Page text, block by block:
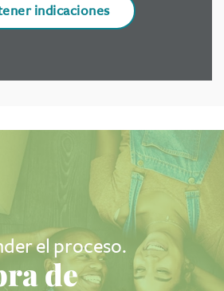
indicaciones
el proceso.
de